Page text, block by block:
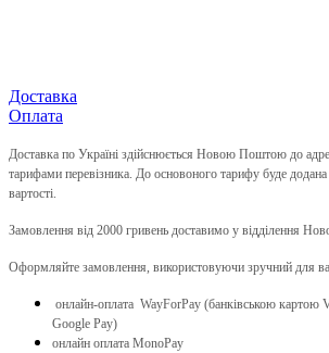
Доставка
Оплата
Доставка по Україні здійснюється Новою Поштою до
тарифами перевізника. До основоного тарифу буде додана
вартості.
Замовлення від 2000 гривень доставимо у відділення
Оформляйте замовлення, використовуючи зручний для
онлайн-оплата WayForPay (банківською картою
Google Pay)
онлайн оплата MonoPay